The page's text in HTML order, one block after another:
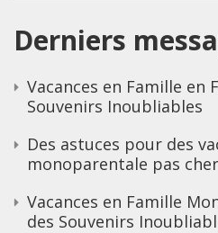
Derniers
Vacances en Famille en
Souvenirs Inoubliables
Des astuces pour des
monoparentale pas cher
Vacances en Famille
des Souvenirs